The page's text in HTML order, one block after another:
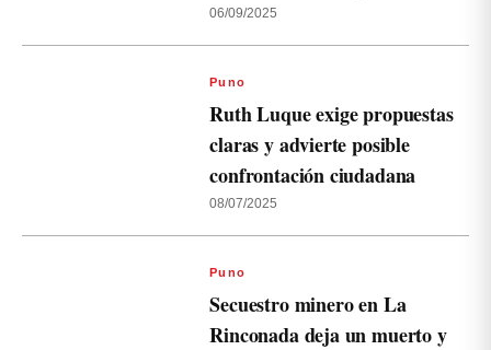
06/09/2025
Puno
Ruth Luque exige propuestas
claras y advierte posible
confrontación ciudadana
08/07/2025
Puno
Secuestro minero en La
Rinconada deja un muerto y